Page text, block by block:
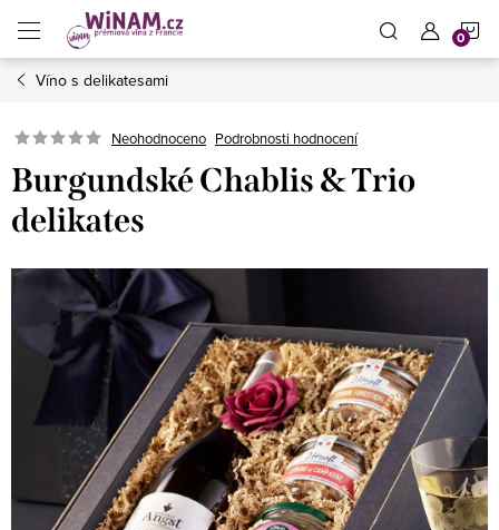
obsah
Víno s delikatesami
Neohodnoceno Podrobnosti hodnocení
Burgundské Chablis & Trio
delikates